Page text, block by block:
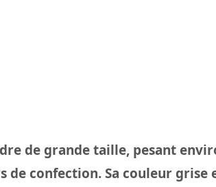
de grande taille, pesant
de confection. Sa couleur